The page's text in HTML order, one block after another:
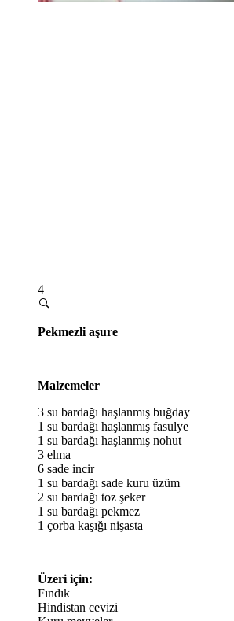
4
Pekmezli aşure
Malzemeler
3 su bardağı haşlanmış buğday
1 su bardağı haşlanmış fasulye
1 su bardağı haşlanmış nohut
3 elma
6 sade incir
1 su bardağı sade kuru üzüm
2 su bardağı toz şeker
1 su bardağı pekmez
1 çorba kaşığı nişasta
Üzeri için:
Fındık
Hindistan cevizi